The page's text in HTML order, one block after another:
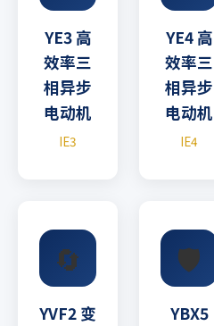
YE3 高
效率三
相异步
电动机
IE3
YE4 高
效率三
相异步
电动机
IE4
🔄
YVF2 变
🛡️
YBX5